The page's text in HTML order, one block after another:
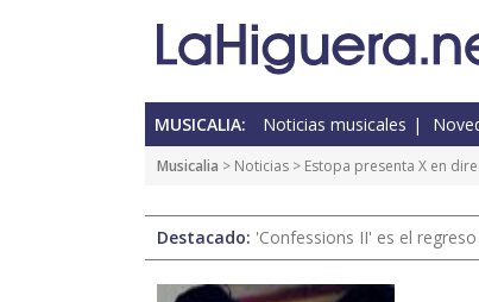
MUSICALIA: Noticias musicales
Musicalia > Noticias > Estopa presenta X en
Destacado: 'Confessions II' es el